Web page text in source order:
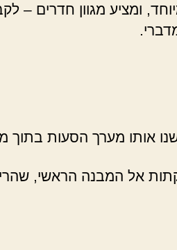
ומציע מגוון חדרים –
אותו מערך הסעות בתוך
אל המבנה הראשי,